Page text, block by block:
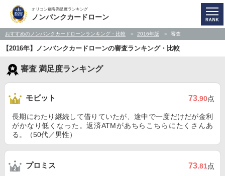
オリコン顧客満足度ランキング
ノンバンクカードローン
おすすめのノンバンクカードローンランキング・比較 2016年版 審査
【2016年】ノンバンクカードローンの審査ランキング・比較
審査 満足度ランキング
モビット 73.90点
長期にわたり継続して借りていたが、途中で一度だけだが金利
がかなり低くなった。返済ATMがあちらこちらにたくさんあ
る。（50代／男性）
プロミス 73.81点